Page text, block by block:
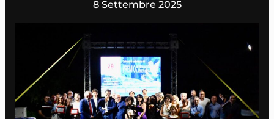
8 Settembre 2025